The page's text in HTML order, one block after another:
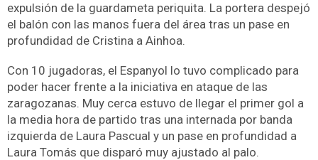
expulsión de la guardameta periquita. La portera despejó
el balón con las manos fuera del área tras un pase en
profundidad de Cristina a Ainhoa.
Con 10 jugadoras, el Espanyol lo tuvo complicado para
poder hacer frente a la iniciativa en ataque de las
zaragozanas. Muy cerca estuvo de llegar el primer gol a
la media hora de partido tras una internada por banda
izquierda de Laura Pascual y un pase en profundidad a
Laura Tomás que disparó muy ajustado al palo.